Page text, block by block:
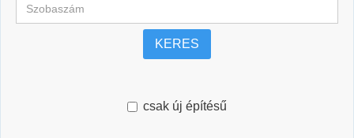
KERES
csak új építésű